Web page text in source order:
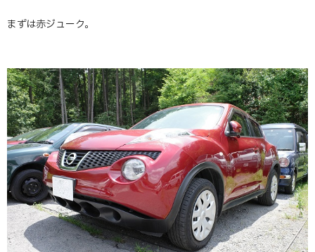
まずは赤ジューク。